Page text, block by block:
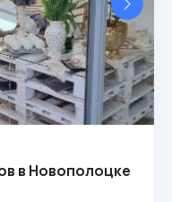
в Новополоцке